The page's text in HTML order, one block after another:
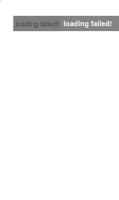
loading failed! loading failed!